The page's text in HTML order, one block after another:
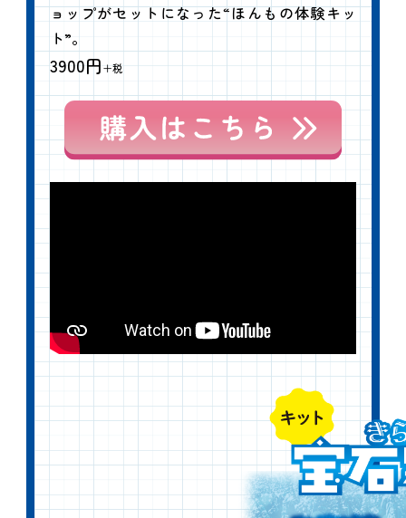
ョップがセットになった“ほんもの体験キッ
ト”。
3900円＋税